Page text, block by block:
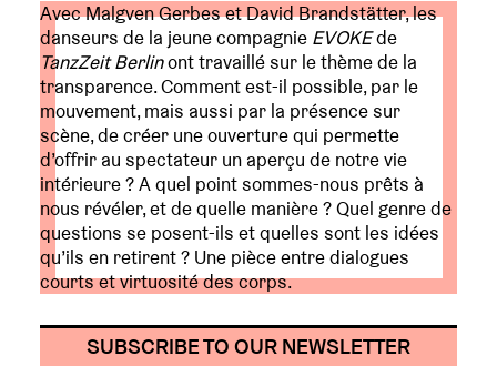
Avec Malgven Gerbes et David Brandstätter, les
danseurs de la jeune compagnie EVOKEde
TanzZeit Berlinont travaillé sur le thème de la
transparence. Comment est-il possible, par le
mouvement, mais aussi par la présence sur
scène, de créer une ouverture qui permette
d’offrir au spectateur un aperçu de notre vie
intérieure ? A quel point sommes-nous prêts à
nous révéler, et de quelle manière ? Quel genre de
questions se posent-ils et quelles sont les idées
qu’ils en retirent ? Une pièce entre dialogues
courts et virtuosité des corps.
SUBSCRIBE TO OUR NEWSLETTER